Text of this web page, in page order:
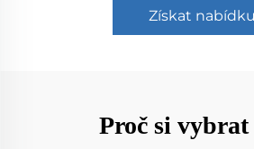
Získat nabídku
Proč si vybrat